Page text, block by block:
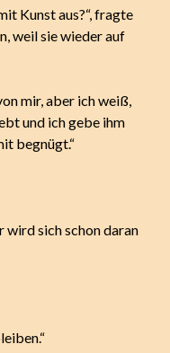
Kunst aus?“, fragte
weil sie wieder auf
mir, aber ich weiß,
und ich gebe ihm
begnügt.“
wird sich schon daran